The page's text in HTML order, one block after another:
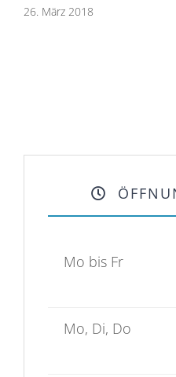
26. März 2018
Mo bis Fr
Mo, Di, Do